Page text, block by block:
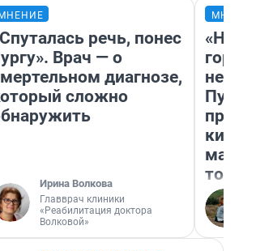
МНЕНИЕ
речь, понес
Врач — о
диагнозе,
сложно
Ирина Волкова
Главврач клиники
«Реабилитация доктора
Волковой»
«Нет
того